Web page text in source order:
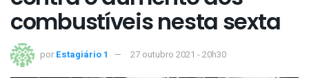
combustíveis nesta sexta
por Estagiário 1 27 outubro 2021 - 20h30